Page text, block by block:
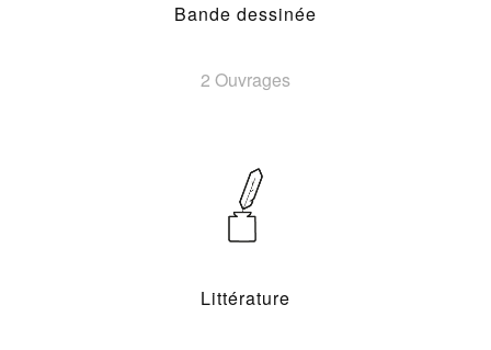
Bande dessinée
2 Ouvrages
Littérature